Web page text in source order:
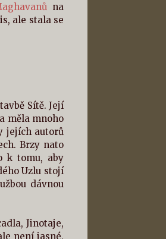
na
ale stala se
Sítě. Její
měla mnoho
jejích autorů
Brzy nato
k tomu, aby
Uzlu stojí
dávnou
Jinotaje,
není jasné,